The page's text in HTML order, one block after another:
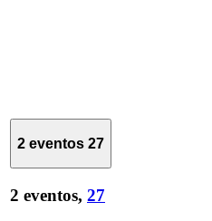
2 eventos 27
2 eventos, 27